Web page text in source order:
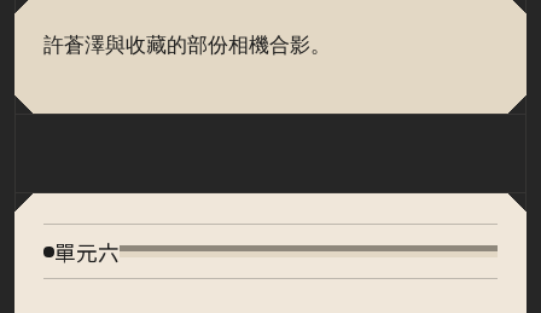
許蒼澤與收藏的部份相機合影。
單元六